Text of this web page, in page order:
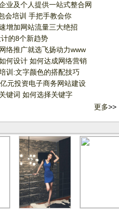
业及个人提供一站式整合网
会培训 手把手教会你
增加网站流量三大绝招
的8个新趋势
络推广就选飞扬动力www
何设计 如何达成网络营销
训:文字颜色的搭配技巧
元投资电子商务网站建设
键词 如何选择关键字
更多>>